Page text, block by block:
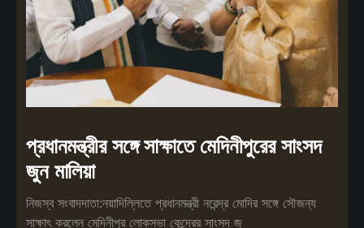
প্রধানমন্ত্রীর সঙ্গে সাক্ষাতে মেদিনীপুরের সাংসদ
জুন মালিয়া
নিজস্ব সংবাদদাতা:নয়াদিল্লিতে প্রধানমন্ত্রী নরেন্দ্র মোদির সঙ্গে সৌজন্য
সাক্ষাৎ করলেন মেদিনীপুর লোকসভা কেন্দ্রের সাংসদ জু